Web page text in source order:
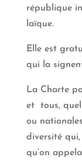
république
laïque.
Elle est
qui la
La Charte
et tous,
ou
diversité
qu’on